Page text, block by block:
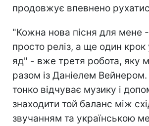
продовжує впевнено
"Кожна нова пісня для мене
просто реліз, а ще один крок
яд" - вже третя робота, яку
разом із Даніелем
тонко відчуває музику і
знаходити той баланс між
звучанням та українською